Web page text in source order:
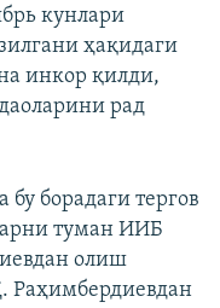
кунлари
ҳақидаги
инкор қилди,
рад
бу борадаги тергов
туман ИИБ
олиш